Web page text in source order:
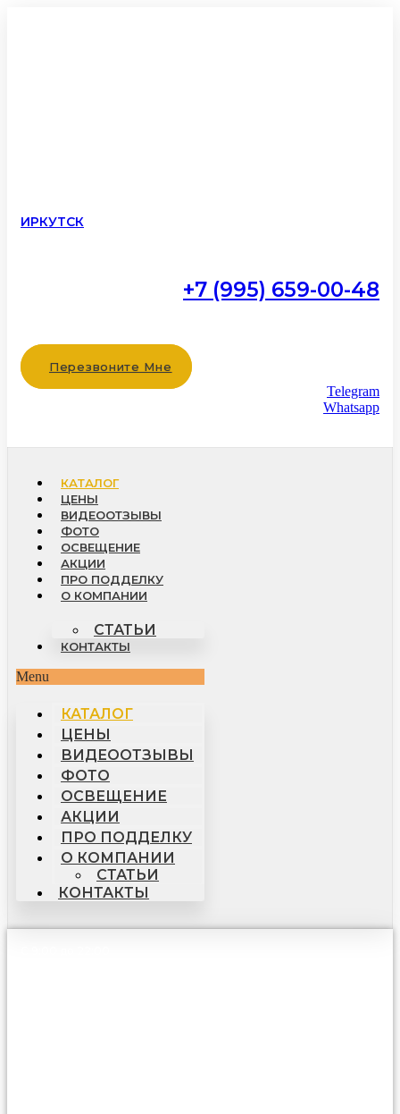
ИРКУТСК
+7 (995) 659-00-48
Перезвоните Мне
Telegram
Whatsapp
КАТАЛОГ
ЦЕНЫ
ВИДЕООТЗЫВЫ
ФОТО
ОСВЕЩЕНИЕ
АКЦИИ
ПРО ПОДДЕЛКУ
О КОМПАНИИ
СТАТЬИ
КОНТАКТЫ
Menu
КАТАЛОГ
ЦЕНЫ
ВИДЕООТЗЫВЫ
ФОТО
ОСВЕЩЕНИЕ
АКЦИИ
ПРО ПОДДЕЛКУ
О КОМПАНИИ
СТАТЬИ
КОНТАКТЫ